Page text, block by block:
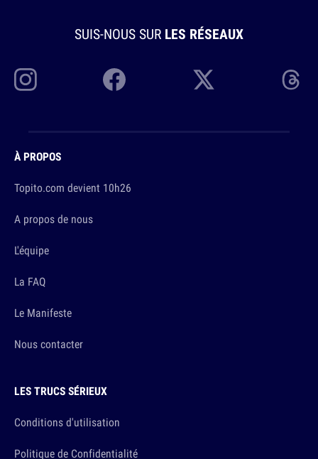
SUIS-NOUS SUR LES RÉSEAUX
À PROPOS
Topito.com devient 10h26
A propos de nous
L'équipe
La FAQ
Le Manifeste
Nous contacter
LES TRUCS SÉRIEUX
Conditions d'utilisation
Politique de Confidentialité